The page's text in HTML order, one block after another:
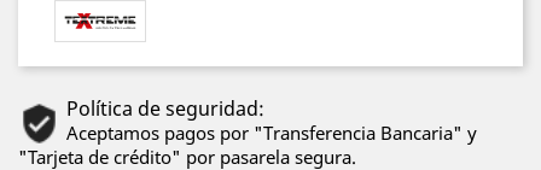
Política de seguridad:
Aceptamos pagos por "Transferencia Bancaria" y
"Tarjeta de crédito" por pasarela segura.